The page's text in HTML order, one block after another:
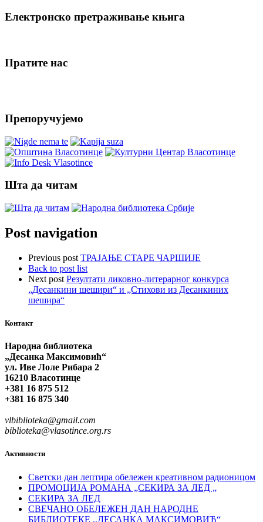
Електронско претраживање књига
Пратите нас
Препоручујемо
Шта да читам
Post navigation
Previous post ТРАЈАЊЕ СТАРЕ ЧАРШИЈЕ
Back to post list
Next post Резултати ликовно-литерарног конкурса
„Десанкини шешири“ и „Стихови из Десанкиних
шешира“
Контакт
Народна библиотека
„Десанка Максимовић“
ул. Иве Лоле Рибара 2
16210 Власотинце
+381 16 875 512
+381 16 875 340
vlbiblioteka@gmail.com
biblioteka@vlasotince.org.rs
Активности
Светски дан лептира обележен креативном радионицом
ПРОМОЦИЈА РОМАНА „СЕКИРА ЗА ЛЕД „
СЕКИРА ЗА ЛЕД
СВЕЧАНО ОБЕЛЕЖЕН ДАН НАРОДНЕ
БИБЛИОТЕКЕ ,,ДЕСАНКА МАКСИМОВИЋ“